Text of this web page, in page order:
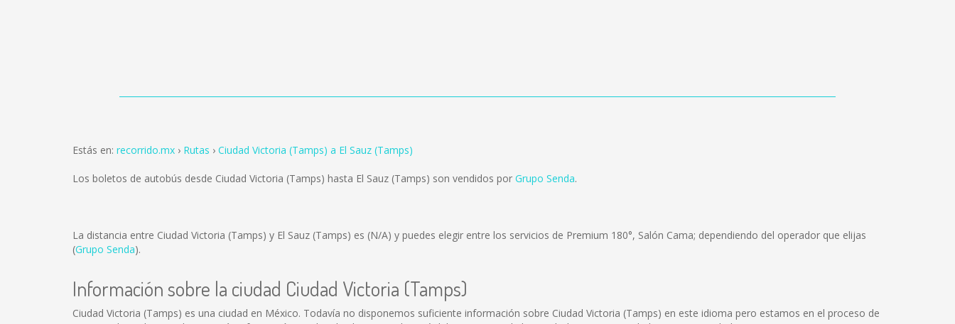
Estás en: recorrido.mx Rutas Ciudad Victoria (Tamps) a El Sauz (Tamps)
Los boletos de autobús desde Ciudad Victoria (Tamps) hasta El Sauz (Tamps) son vendidos por Grupo Senda.
La distancia entre Ciudad Victoria (Tamps) y El Sauz (Tamps) es (N/A) y puedes elegir entre los servicios de Premium 180°, Salón Cama; dependiendo del operador que elijas
(Grupo Senda).
Información sobre la ciudad Ciudad Victoria (Tamps)
Ciudad Victoria (Tamps) es una ciudad en México. Todavía no disponemos suficiente información sobre Ciudad Victoria (Tamps) en este idioma pero estamos en el proceso de